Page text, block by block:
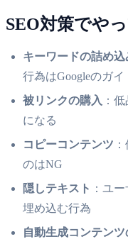
SEO対策でや
キーワードの詰め込
行為はGoogleのガイ
被リンクの購入 ：
になる
コピーコンテンツ
のはNG
隠しテキスト ：ユ
埋め込む行為
自動生成コンテンツ